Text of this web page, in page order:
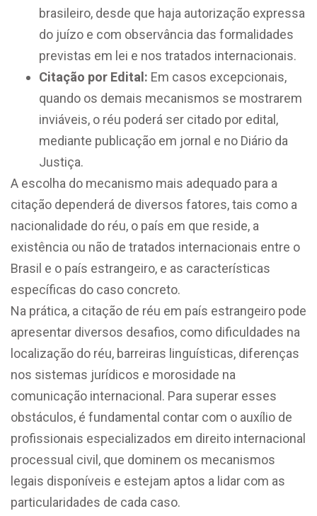
brasileiro, desde que haja autorização expressa
do juízo e com observância das formalidades
previstas em lei e nos tratados internacionais.
Citação por Edital: Em casos excepcionais,
quando os demais mecanismos se mostrarem
inviáveis, o réu poderá ser citado por edital,
mediante publicação em jornal e no Diário da
Justiça.
A escolha do mecanismo mais adequado para a
citação dependerá de diversos fatores, tais como a
nacionalidade do réu, o país em que reside, a
existência ou não de tratados internacionais entre o
Brasil e o país estrangeiro, e as características
específicas do caso concreto.
Na prática, a citação de réu em país estrangeiro pode
apresentar diversos desafios, como dificuldades na
localização do réu, barreiras linguísticas, diferenças
nos sistemas jurídicos e morosidade na
comunicação internacional. Para superar esses
obstáculos, é fundamental contar com o auxílio de
profissionais especializados em direito internacional
processual civil, que dominem os mecanismos
legais disponíveis e estejam aptos a lidar com as
particularidades de cada caso.